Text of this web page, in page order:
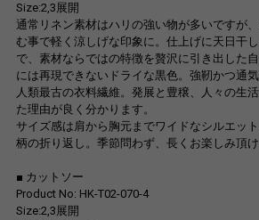
Size:2,3展開
通常リネン素材はハリの強い物が多いですが
む事で軽く涼しげな印象に。仕上げに天日干
で、素材ならではの特徴を贅沢に引き出した
には再現できないドライな黒色。強靭かつ通気
人類最古の衣料繊維。発展と豊穣、人々の生
た理由が良く分かります。
サイズ感は肩から胸元までワイドなシルエッ
柄の折り返し。季節問わず、長くお楽しみ頂け
■ カットソー
Product No: HK-T02-070-4
Size:2,3展開